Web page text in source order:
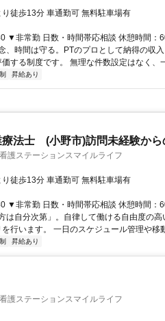
町駅より徒歩13分 車通勤可 無料駐車場有
▼非常勤 日数・時間帯応相談 休憩時間：
、時間は守る。PTのプロとして納得の収
する制度です。 無理な件数設定はなく、
昇給あり
療法士 (小野市)訪問未経験か
護ステーションスマイルライフ
町駅より徒歩13分 車通勤可 無料駐車場有
▼非常勤 日数・時間帯応相談 休憩時間：
は自分次第」。自律して働ける自由度の
行います。 一日のスケジュール管理や移
昇給あり
護ステーションスマイルライフ